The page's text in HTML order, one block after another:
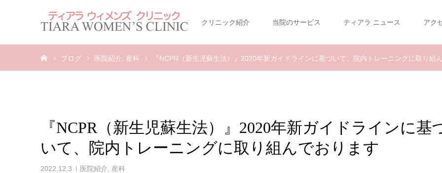
クリニック紹介 当院のサービス ティアラ ニュース アク
ブログ 医院紹介 産科 『NCPR（新生児蘇生法）』2020年新ガイドラインに基づいて、院内トレーニングに取り組
『NCPR（新生児蘇生法）』2020年新ガイドラインに基
いて、院内トレーニングに取り組んでおります
2022.12.3 医院紹介 産科